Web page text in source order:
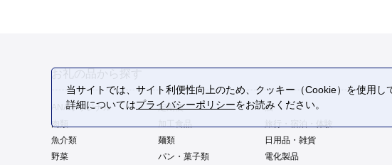
お礼の品から探す
ANAオリジナル 定期便
酒
肉類
加工食品
魚介類
麺類
日用品・雑貨
野菜
パン・菓子類 電化製品
当サイトでは、サイト利便性向上のため、クッキー（Cookie）を使用
詳細についてはプライバシーポリシーをお読みください。